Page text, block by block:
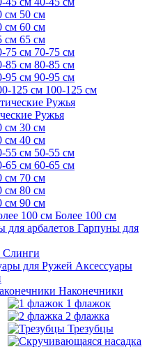
50 см
60 см
65 см
70-75 см
80-85 см
90-95 см
100-125 см
Ружья
30 см
40 см
50-55 см
60-65 см
70 см
80 см
90 см
Более 100 см
Гарпуны для
Слинги
Аксессуары
Наконечники
1 флажок
2 флажка
Трезубцы